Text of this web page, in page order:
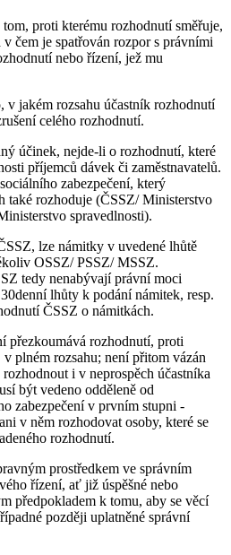
proti kterému rozhodnutí směřuje,
čem je spatřován rozpor s právními
nebo řízení, jež mu
jakém rozsahu účastník rozhodnutí
celého rozhodnutí.
účinek, nejde-li o rozhodnutí, které
příjemců dávek či zaměstnavatelů.
zabezpečení, který
také rozhoduje (ČSSZ/ Ministerstvo
spravedlnosti).
lze námitky v uvedené lhůtě
OSSZ/ PSSZ/ MSSZ.
tedy nenabývají právní moci
lhůty k podání námitek, resp.
ČSSZ o námitkách.
přezkoumává rozhodnutí, proti
plném rozsahu; není přitom vázán
i v neprospěch účastníka
být vedeno odděleně od
zabezpečení v prvním stupni -
v něm rozhodovat osoby, které se
rozhodnutí.
prostředkem ve správním
řízení, ať již úspěšné nebo
předpokladem k tomu, aby se věcí
později uplatněné správní